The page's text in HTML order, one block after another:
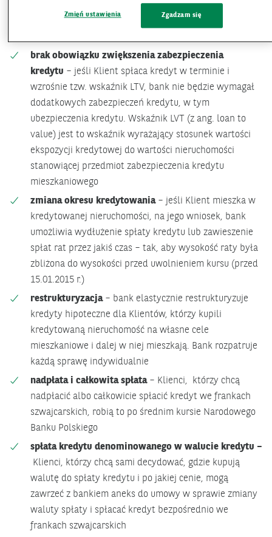
przewalutowanie kredytu z franków szwajcarskich na
złote po średnim kursie Narodowego Banku Polskiego -
brak obowiązku zwiększenia zabezpieczenia
kredytu – jeśli Klient spłaca kredyt w terminie i
wzrośnie tzw. wskaźnik LTV, bank nie będzie wymagał
dodatkowych zabezpieczeń kredytu, w tym
ubezpieczenia kredytu. Wskaźnik LVT (z ang. loan to
value) jest to wskaźnik wyrażający stosunek wartości
ekspozycji kredytowej do wartości nieruchomości
stanowiącej przedmiot zabezpieczenia kredytu
mieszkaniowego
zmiana okresu kredytowania– jeśli Klient mieszka w
kredytowanej nieruchomości, na jego wniosek, bank
umożliwia wydłużenie spłaty kredytu lub zawieszenie
spłat rat przez jakiś czas – tak, aby wysokość raty była
zbliżona do wysokości przed uwolnieniem kursu (przed
15.01.2015 r.)
restrukturyzacja– bank elastycznie restrukturyzuje
kredyty hipoteczne dla Klientów, którzy kupili
kredytowaną nieruchomość na własne cele
mieszkaniowe i dalej w niej mieszkają. Bank rozpatruje
każdą sprawę indywidualnie
nadpłata i całkowita spłata– Klienci, którzy chcą
nadpłacić albo całkowicie spłacić kredyt we frankach
szwajcarskich, robią to po średnim kursie Narodowego
Banku Polskiego
spłata kredytu denominowanego w walucie kredytu –
Klienci, którzy chcą sami decydować, gdzie kupują
walutę do spłaty kredytu i po jakiej cenie, mogą
zawrzeć z bankiem aneks do umowy w sprawie zmiany
waluty spłaty i spłacać kredyt bezpośrednio we
frankach szwajcarskich
Zmień ustawienia Zgadzam się